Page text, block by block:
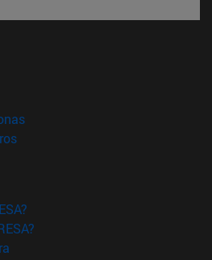
ventana)
(abre en nueva ventana)
(abre en nueva ventana)